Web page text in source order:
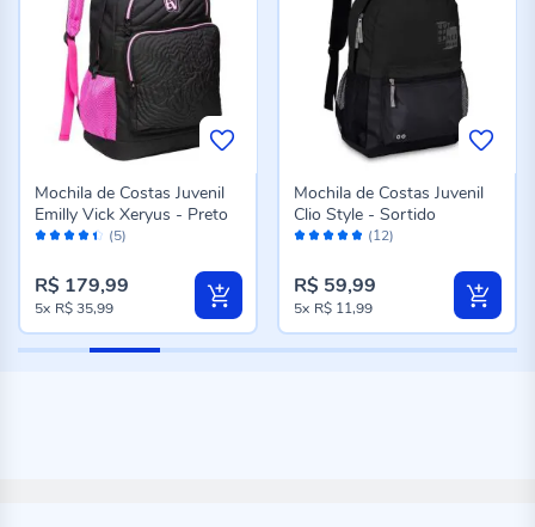
Avaliação: (5)
Mochila de Costas Juvenil
Emilly Vick Xeryus - Preto
R$ 179,99
5x R$ 35,99
Avaliação: (12)
Mochila de Costas Juvenil
Clio Style - Sortido
R$ 59,99
5x R$ 11,99